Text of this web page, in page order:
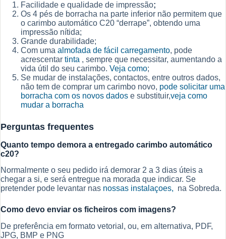
Facilidade e qualidade de impressão;
Os 4 pés de borracha na parte inferior não permitem que
o carimbo automático C20 “derrape”, obtendo uma
impressão nítida;
Grande durabilidade;
Com uma almofada de fácil carregamento, pode
acrescentar tinta , sempre que necessitar, aumentando a
vida útil do seu carimbo. Veja como;
Se mudar de instalações, contactos, entre outros dados,
não tem de comprar um carimbo novo, pode solicitar uma
borracha com os novos dados e substituir,veja como
mudar a borracha
Perguntas frequentes
Quanto tempo demora a entregado carimbo automático
c20?
Normalmente o seu pedido irá demorar 2 a 3 dias úteis a
chegar a si, e será entregue na morada que indicar. Se
pretender pode levantar nas nossas instalaçoes, na Sobreda.
Como devo enviar os ficheiros com imagens?
De preferência em formato vetorial, ou, em alternativa, PDF,
JPG, BMP e PNG